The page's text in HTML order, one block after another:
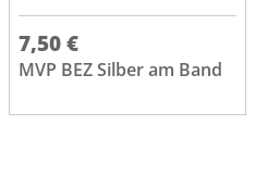
7,50 €
MVP BEZ Silber am Band